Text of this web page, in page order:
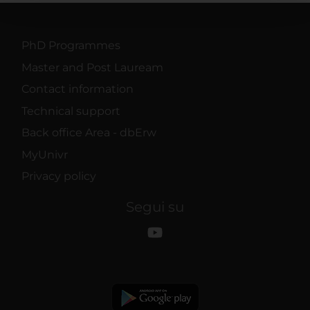
PhD Programmes
Master and Post Lauream
Contact information
Technical support
Back office Area - dbErw
MyUnivr
Privacy policy
Segui su